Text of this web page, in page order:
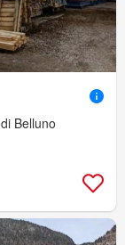
Belluno